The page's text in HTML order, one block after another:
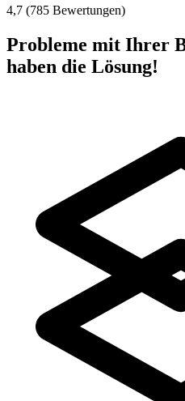
4,7 (785 Bewertungen)
Probleme mit Ihrer
haben die Lösung!